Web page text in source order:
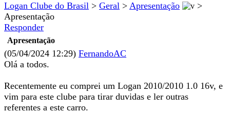
Logan Clube do Brasil > Geral > Apresentação
>
Apresentação
Responder
Apresentação
(05/04/2024 12:29) FernandoAC
Olá a todos.
Recentemente eu comprei um Logan 2010/2010 1.0 16v, e
vim para este clube para tirar duvidas e ler outras
referentes a este carro.